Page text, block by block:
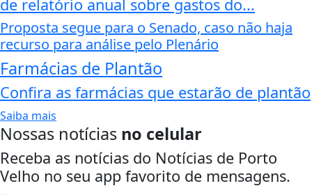
de relatório anual sobre gastos do...
Proposta segue para o Senado, caso não haja
recurso para análise pelo Plenário
Farmácias de Plantão
Confira as farmácias que estarão de plantão
Saiba mais
Nossas notícias no celular
Receba as notícias do Notícias de Porto
Velho no seu app favorito de mensagens.